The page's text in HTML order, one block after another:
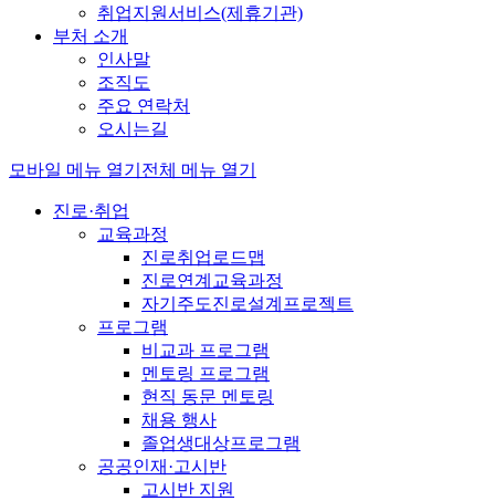
취업지원서비스(제휴기관)
부처 소개
인사말
조직도
주요 연락처
오시는길
모바일 메뉴 열기 전체 메뉴 열기
진로·취업
교육과정
진로취업로드맵
진로연계교육과정
자기주도진로설계프로젝트
프로그램
비교과 프로그램
멘토링 프로그램
현직 동문 멘토링
채용 행사
졸업생대상프로그램
공공인재·고시반
고시반 지원